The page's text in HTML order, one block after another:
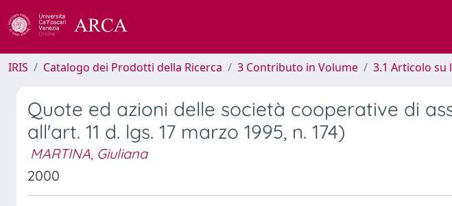
IRIS Catalogo dei Prodotti della Ricerca 3 Contributo in Volume 3.1 Articolo su
Quote ed azioni delle società cooperative di
all'art. 11 d. lgs. 17 marzo 1995, n. 174)
MARTINA, Giuliana
2000